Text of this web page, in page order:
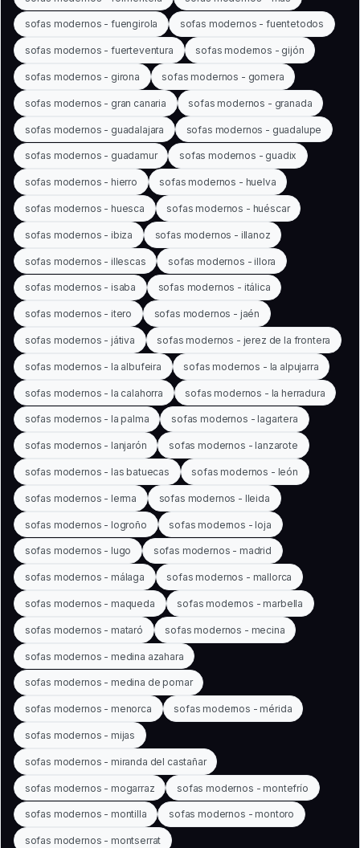
sofas modernos - fuengirola sofas modernos - fuentetodos
sofas modernos - fuerteventura sofas modernos - gijón
sofas modernos - girona sofas modernos - gomera
sofas modernos - gran canaria sofas modernos - granada
sofas modernos - guadalajara sofas modernos - guadalupe
sofas modernos - guadamur sofas modernos - guadix
sofas modernos - hierro sofas modernos - huelva
sofas modernos - huesca sofas modernos - huéscar
sofas modernos - ibiza sofas modernos - illanoz
sofas modernos - illescas sofas modernos - illora
sofas modernos - isaba sofas modernos - itálica
sofas modernos - itero sofas modernos - jaén
sofas modernos - játiva sofas modernos - jerez de la frontera
sofas modernos - la albufeira sofas modernos - la alpujarra
sofas modernos - la calahorra sofas modernos - la herradura
sofas modernos - la palma sofas modernos - lagartera
sofas modernos - lanjarón sofas modernos - lanzarote
sofas modernos - las batuecas sofas modernos - león
sofas modernos - lerma sofas modernos - lleida
sofas modernos - logroño sofas modernos - loja
sofas modernos - lugo sofas modernos - madrid
sofas modernos - málaga sofas modernos - mallorca
sofas modernos - maqueda sofas modernos - marbella
sofas modernos - mataró sofas modernos - mecina
sofas modernos - medina azahara
sofas modernos - medina de pomar
sofas modernos - menorca sofas modernos - mérida
sofas modernos - mijas
sofas modernos - miranda del castañar
sofas modernos - mogarraz sofas modernos - montefrío
sofas modernos - montilla sofas modernos - montoro
sofas modernos - montserrat